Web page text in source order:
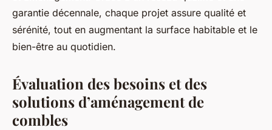
garantie décennale, chaque projet assure qualité et
sérénité, tout en augmentant la surface habitable et le
bien-être au quotidien.
Évaluation des besoins et des
solutions d’aménagement de
combles